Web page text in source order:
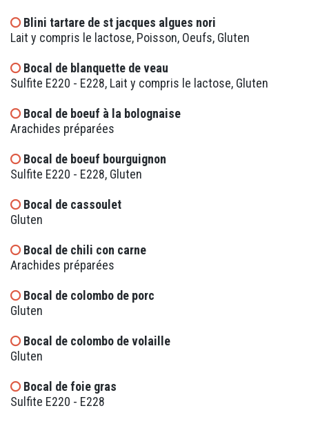
Blini tartare de st jacques algues nori
Lait y compris le lactose, Poisson, Oeufs, Gluten
Bocal de blanquette de veau
Sulfite E220 - E228, Lait y compris le lactose, Gluten
Bocal de boeuf à la bolognaise
Arachides préparées
Bocal de boeuf bourguignon
Sulfite E220 - E228, Gluten
Bocal de cassoulet
Gluten
Bocal de chili con carne
Arachides préparées
Bocal de colombo de porc
Gluten
Bocal de colombo de volaille
Gluten
Bocal de foie gras
Sulfite E220 - E228